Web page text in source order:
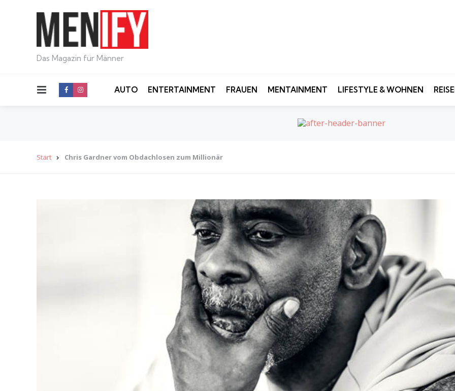
Das Magazin für Männer
Menu AUTO ENTERTAINMENT FRAUEN MENTAINMENT LIFESTYLE & WOHNEN
Start Chris Gardner vom Obdachlosen zum Millionär